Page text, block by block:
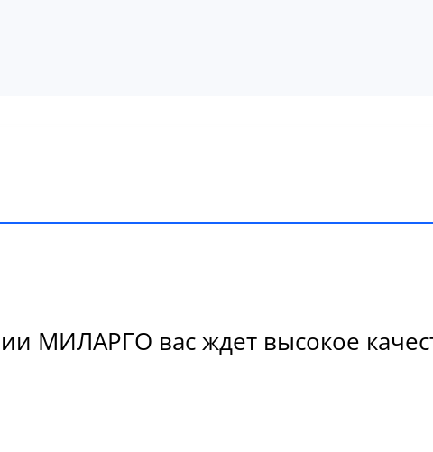
МИЛАРГО вас ждет высокое